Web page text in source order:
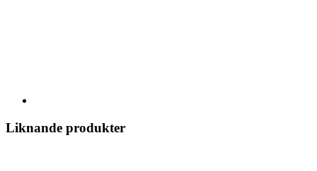
Liknande produkter